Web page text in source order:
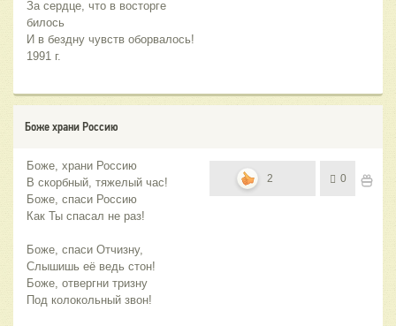
За сердце, что в восторге
билось
И в бездну чувств оборвалось!
1991 г.
Боже храни Россию
Боже, храни Россию
В скорбный, тяжелый час!
Боже, спаси Россию
Как Ты спасал не раз!
Боже, спаси Отчизну,
Слышишь её ведь стон!
Боже, отвергни тризну
Под колокольный звон!
2 0